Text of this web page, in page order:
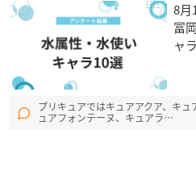
8月
冨
ャ
プリキュアではキュアアクア、キ
ュアフォンテーヌ、キュアラ…